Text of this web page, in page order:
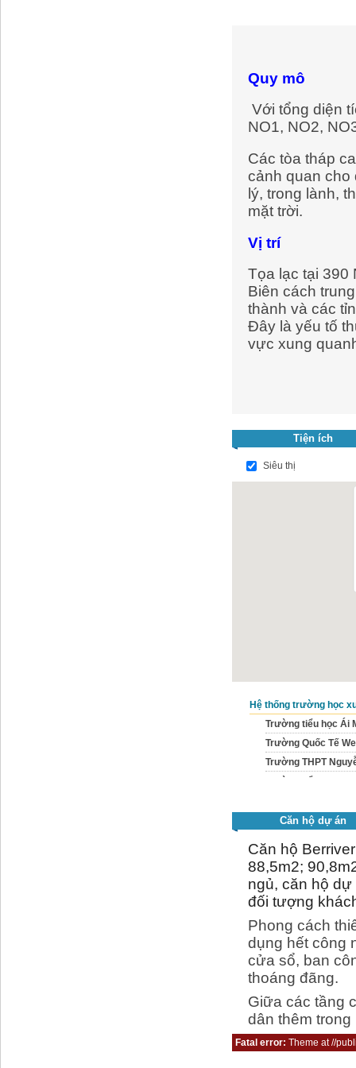
Quy mô
Với tổng diện
NO1, NO2,
Các tòa tháp
cảnh quan cho
lý, trong lành,
mặt trời.
Vị trí
Tọa lạc tại 390
Biên cách
thành và các
Đây là yếu tố
vực xung
Tiện ích
Siêu thị
Hệ thống trường học
Trường tiểu học Ái
Trường Quốc Tế
Trường THPT
Căn hộ dự án
Căn hộ
88,5m2;
ngủ, căn hộ
đối tượng
Phong cách
dụng hết công
cửa sổ, ban
thoáng đãng.
Giữa các tầng
dân thêm
Fatal error: Theme at //